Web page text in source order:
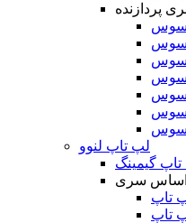
پردازنده
لپ تاپ لنوو
سری